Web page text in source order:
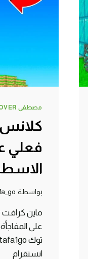
مصطفى GAME OVER
فعلي
بواسطة
على
انستقرام